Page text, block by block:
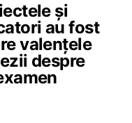
și
au fost
valențele
despre